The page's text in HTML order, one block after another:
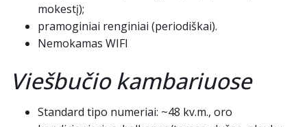
mokestį);
pramoginiai renginiai (periodiškai).
Nemokamas WIFI
Viešbučio kambariuose
Standard tipo numeriai: ~48 kv.m., oro